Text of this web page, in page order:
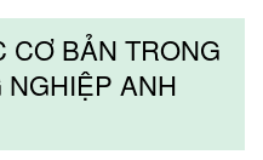
CƠ BẢN TRONG
ANH